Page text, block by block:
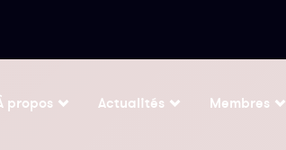
propos Actualités Membres